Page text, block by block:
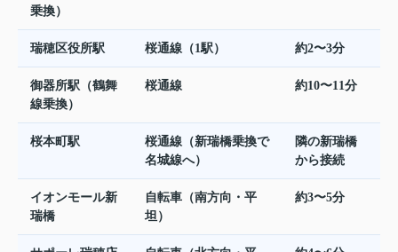
乗換）
瑞穂区役所駅 桜通線（1駅） 約2〜3分
御器所駅（鶴舞
線乗換）
桜通線 約10〜11分
桜本町駅
桜通線（新瑞橋乗換で
名城線へ）
隣の新瑞橋
から接続
イオンモール新
瑞橋
自転車（南方向・平
坦）
約3〜5分